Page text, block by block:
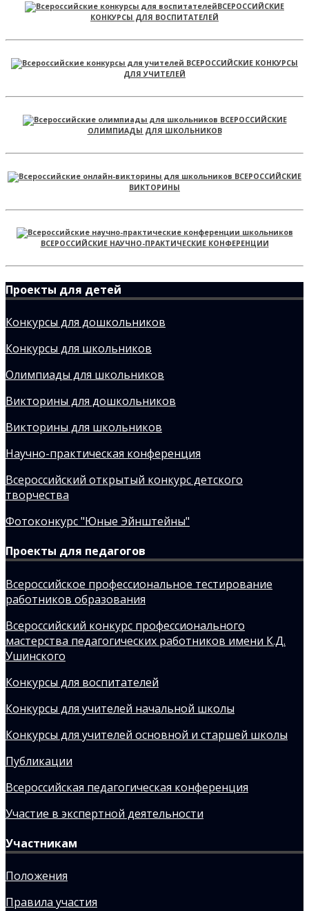
ВСЕРОССИЙСКИЕ
КОНКУРСЫ ДЛЯ ВОСПИТАТЕЛЕЙ
ВСЕРОССИЙСКИЕ КОНКУРСЫ
ДЛЯ УЧИТЕЛЕЙ
ВСЕРОССИЙСКИЕ
ОЛИМПИАДЫ ДЛЯ ШКОЛЬНИКОВ
ВСЕРОССИЙСКИЕ
ВИКТОРИНЫ
ВСЕРОССИЙСКИЕ НАУЧНО-ПРАКТИЧЕСКИЕ КОНФЕРЕНЦИИ
Проекты для детей
Конкурсы для дошкольников
Конкурсы для школьников
Олимпиады для школьников
Викторины для дошкольников
Викторины для школьников
Научно-практическая конференция
Всероссийский открытый конкурс детского
творчества
Фотоконкурс "Юные Эйнштейны"
Проекты для педагогов
Всероссийское профессиональное тестирование
работников образования
Всероссийский конкурс профессионального
мастерства педагогических работников имени К.Д.
Ушинского
Конкурсы для воспитателей
Конкурсы для учителей начальной школы
Конкурсы для учителей основной и старшей школы
Публикации
Всероссийская педагогическая конференция
Участие в экспертной деятельности
Участникам
Положения
Правила участия